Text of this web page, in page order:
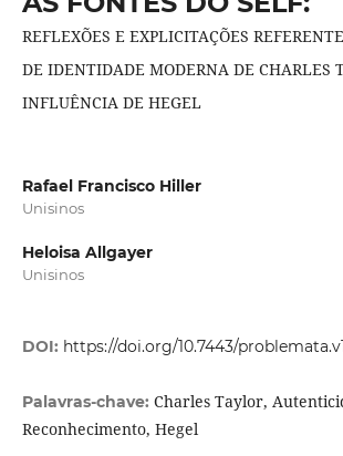
REFLEXÕES E EXPLICITAÇÕES
DE IDENTIDADE MODERNA DE CHARLES
INFLUÊNCIA DE HEGEL
Rafael Francisco Hiller
Unisinos
Heloisa Allgayer
Unisinos
DOI: https://doi.org/10.7443/
Palavras-chave: Charles Taylor,
Reconhecimento, Hegel